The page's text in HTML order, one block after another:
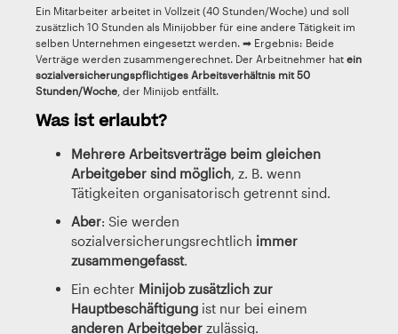
Ein Mitarbeiter arbeitet in Vollzeit (40 Stunden/Woche) und soll
zusätzlich 10 Stunden als Minijobber für eine andere Tätigkeit im
selben Unternehmen eingesetzt werden. ➡ Ergebnis: Beide
Verträge werden zusammengerechnet. Der Arbeitnehmer hat ein
sozialversicherungspflichtiges Arbeitsverhältnis mit 50
Stunden/Woche , der Minijob entfällt.
Was ist erlaubt?
Mehrere Arbeitsverträge beim gleichen
Arbeitgeber sind möglich, z. B. wenn
Tätigkeiten organisatorisch getrennt sind.
Aber: Sie werden
sozialversicherungsrechtlich immer
zusammengefasst.
Ein echter Minijob zusätzlich zur
Hauptbeschäftigung ist nur bei einem
anderen Arbeitgeber zulässig.